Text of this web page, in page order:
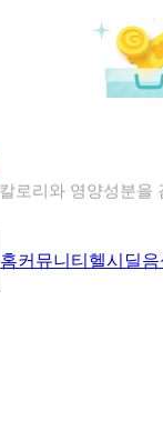
혈당 · 다이어트 음식
홈커뮤니티 헬시딜